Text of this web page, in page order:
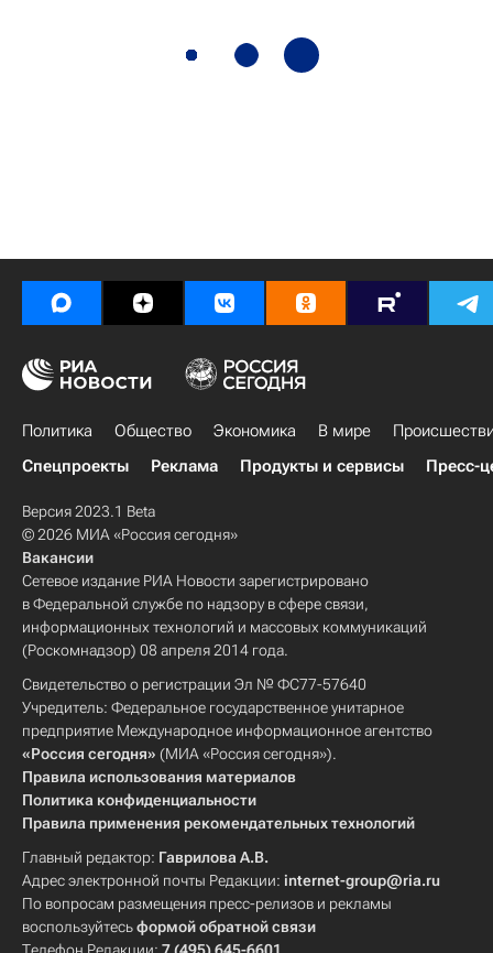
Политика Общество Экономика В мире
Спецпроекты
Реклама Продукты и сервисы Пресс-
Версия 2023.1 Beta
© 2026 МИА «Россия сегодня»
Вакансии
Сетевое издание РИА Новости зарегистрировано
в Федеральной службе по надзору в сфере связи,
информационных технологий и массовых коммуникаций
(Роскомнадзор) 08 апреля 2014 года.
Свидетельство о регистрации Эл № ФС77-57640
Учредитель: Федеральное государственное унитарное
предприятие Международное информационное агентство
«Россия сегодня» (МИА «Россия сегодня»).
Правила использования материалов
Политика конфиденциальности
Правила применения рекомендательных технологий
Главный редактор: Гаврилова А.В.
Адрес электронной почты Редакции: internet-group@ria.ru
По вопросам размещения пресс-релизов и рекламы
воспользуйтесьформой обратной связи